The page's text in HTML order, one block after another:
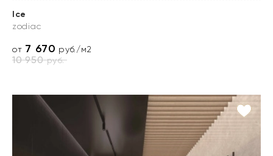
Ice
zodiac
от 7 670 руб./м2
10 950руб.